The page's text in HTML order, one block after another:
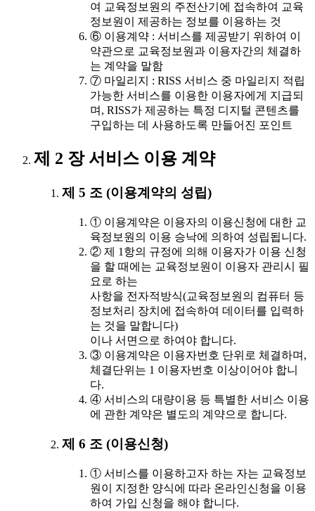
여 교육정보원의 주전산기에 접속하여 교육
정보원이 제공하는 정보를 이용하는 것
⑥ 이용계약 : 서비스를 제공받기 위하여 이
약관으로 교육정보원과 이용자간의 체결하
는 계약을 말함
⑦ 마일리지 : RISS 서비스 중 마일리지 적립
가능한 서비스를 이용한 이용자에게 지급되
며, RISS가 제공하는 특정 디지털 콘텐츠를
구입하는 데 사용하도록 만들어진 포인트
제 2 장 서비스 이용 계약
제 5 조 (이용계약의 성립)
① 이용계약은 이용자의 이용신청에 대한 교
육정보원의 이용 승낙에 의하여 성립됩니다.
② 제 1항의 규정에 의해 이용자가 이용 신청
을 할 때에는 교육정보원이 이용자 관리시 필
요로 하는
사항을 전자적방식(교육정보원의 컴퓨터 등
정보처리 장치에 접속하여 데이터를 입력하
는 것을 말합니다)
이나 서면으로 하여야 합니다.
③ 이용계약은 이용자번호 단위로 체결하며,
체결단위는 1 이용자번호 이상이어야 합니
다.
④ 서비스의 대량이용 등 특별한 서비스 이용
에 관한 계약은 별도의 계약으로 합니다.
제 6 조 (이용신청)
① 서비스를 이용하고자 하는 자는 교육정보
원이 지정한 양식에 따라 온라인신청을 이용
하여 가입 신청을 해야 합니다.